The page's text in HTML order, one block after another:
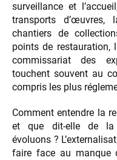
surveillance et
transports d’œuvres,
chantiers de
points de restauration,
commissariat des
touchent souvent au
compris les plus
Comment entendre la
et que dit-elle de la
évoluons ?
faire face au manque